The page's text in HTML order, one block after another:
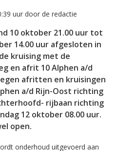
uur door de redactie
10 oktober 21.00 uur tot
14.00 uur afgesloten in
kruising met de
en afrit 10 Alphen a/d
afritten en kruisingen
a/d Rijn-Oost richting
rijbaan richting
12 oktober 08.00 uur.
open.
onderhoud uitgevoerd aan